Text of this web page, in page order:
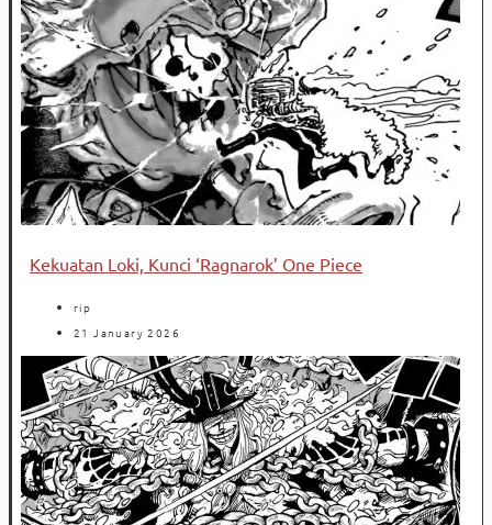
Kekuatan Loki, Kunci ‘Ragnarok’ One Piece
rip
21 January 2026